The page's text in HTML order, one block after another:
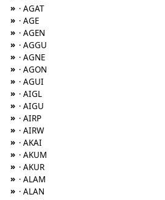
» · AGAT
» · AGE
» · AGEN
» · AGGU
» · AGNE
» · AGON
» · AGUI
» · AIGL
» · AIGU
» · AIRP
» · AIRW
» · AKAI
» · AKUM
» · AKUR
» · ALAM
» · ALAN